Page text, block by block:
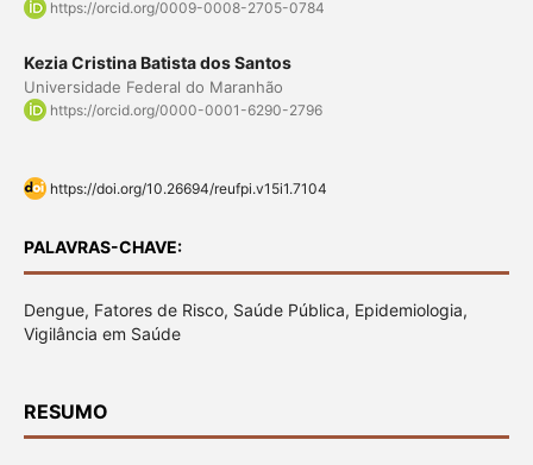
https://orcid.org/0009-0008-2705-0784
Kezia Cristina Batista dos Santos
Universidade Federal do Maranhão
https://orcid.org/0000-0001-6290-2796
https://doi.org/10.26694/reufpi.v15i1.7104
PALAVRAS-CHAVE:
Dengue, Fatores de Risco, Saúde Pública, Epidemiologia,
Vigilância em Saúde
RESUMO